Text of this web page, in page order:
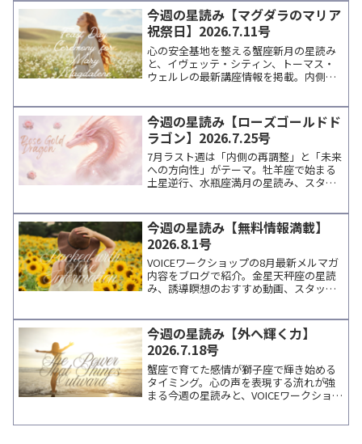
します。
今週の星読み【マグダラのマリア
祝祭日】2026.7.11号
心の安全基地を整える蟹座新月の星読み
と、イヴェッテ・シティン、トーマス・
ウェルレの最新講座情報を掲載。内側の
今週の星読み【ローズゴールドド
ラゴン】2026.7.25号
7月ラスト週は「内側の再調整」と「未来
への方向性」がテーマ。牡羊座で始まる
土星逆行、水瓶座満月の星読み、スタッ
今週の星読み【無料情報満載】
2026.8.1号
VOICEワークショップの8月最新メルマガ
内容をブログで紹介。金星天秤座の星読
み、誘導瞑想のおすすめ動画、スタッフ
をまとめています。
今週の星読み【外へ輝く力】
2026.7.18号
蟹座で育てた感情が獅子座で輝き始める
タイミング。心の声を表現する流れが強
まる今週の星読みと、VOICEワークショッ